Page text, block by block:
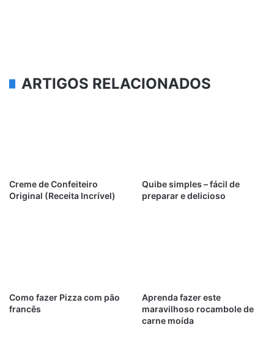
ARTIGOS RELACIONADOS
Creme de Confeiteiro
Original (Receita Incrível)
Quibe simples – fácil de
preparar e delicioso
Como fazer Pizza com pão
francês
Aprenda fazer este
maravilhoso rocambole de
carne moída